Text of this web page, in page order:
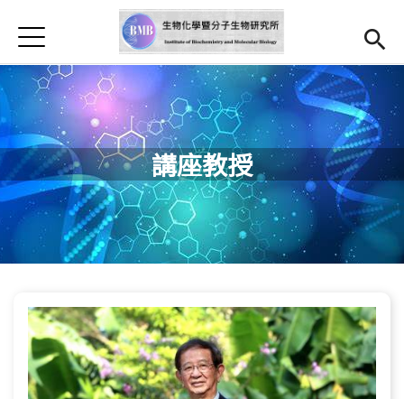
首頁
最新消息
本所簡介
Open
師資
研究亮點
Open submenu (學生專區)
學生專區
法規辦法
招生資訊
Jump to Navigation
Jump to Main content
講座教授